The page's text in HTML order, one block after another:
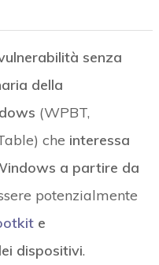
senza
della
(WPBT,
che interessa
a partire da
potenzialmente
e
dispositivi.